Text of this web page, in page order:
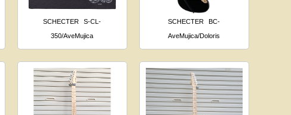
SCHECTER
S-CL-
350/AveMujica
SCHECTER
BC-
AveMujica/Doloris